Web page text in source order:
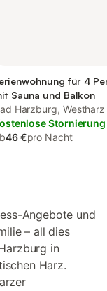
für 4
Sauna und Balkon
Harzburg, Westharz
Stornierung
46 €pro Nacht
Angebote und
– all dies
in
Harz.